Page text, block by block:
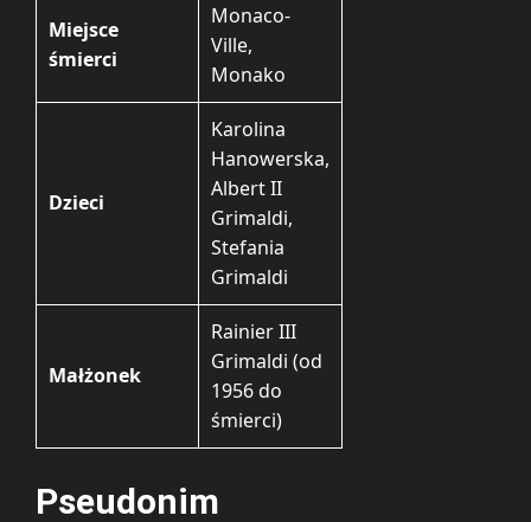
Miejsce
śmierci
Monaco-
Ville,
Monako
Dzieci
Karolina
Hanowerska,
Albert II
Grimaldi,
Stefania
Grimaldi
Małżonek
Rainier III
Grimaldi (od
1956 do
śmierci)
Pseudonim